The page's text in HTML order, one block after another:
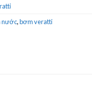
nước,bơm veratti